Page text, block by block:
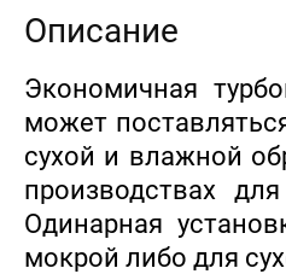
Описание
Экономичная
может
сухой и влаж­ной
производствах
Одинарная
мокрой либо для